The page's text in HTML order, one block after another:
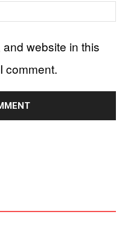
website in this
comment.